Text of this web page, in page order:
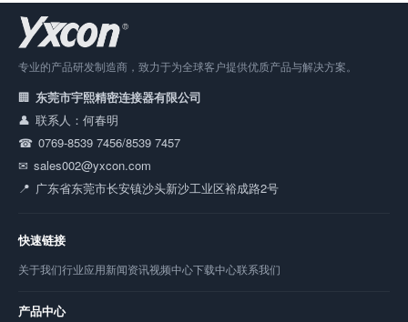
专业的产品研发制造商，致力于为全球客户提供优质产品与解决方案。
东莞市宇熙精密连接器有限公司
联系人：何春明
0769-8539 7456/8539 7457
sales002@yxcon.com
广东省东莞市长安镇沙头新沙工业区裕成路2号
快速链接
关于我们行业应用新闻资讯视频中心下载中心联系我们
产品中心